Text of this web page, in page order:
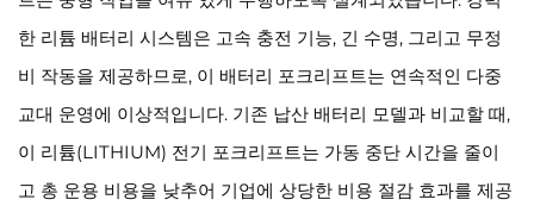
한 리튬 배터리 시스템은 고속 충전 기능, 긴 수명, 그리고 무정
비 작동을 제공하므로, 이 배터리 포크리프트는 연속적인 다중
교대 운영에 이상적입니다. 기존 납산 배터리 모델과 비교할 때,
이 리튬(LITHIUM) 전기 포크리프트는 가동 중단 시간을 줄이
고 총 운용 비용을 낮추어 기업에 상당한 비용 절감 효과를 제공